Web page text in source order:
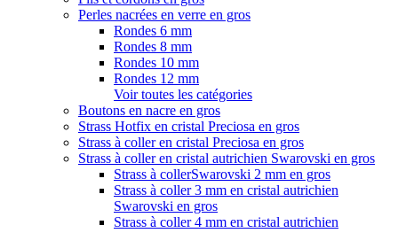
Perles nacrées en verre en gros
Rondes 6 mm
Rondes 8 mm
Rondes 10 mm
Rondes 12 mm
Voir toutes les catégories
Boutons en nacre en gros
Strass Hotfix en cristal Preciosa en gros
Strass à coller en cristal Preciosa en gros
Strass à coller en cristal autrichien Swarovski en gros
Strass à collerSwarovski 2 mm en gros
Strass à coller 3 mm en cristal autrichien
Swarovski en gros
Strass à coller 4 mm en cristal autrichien